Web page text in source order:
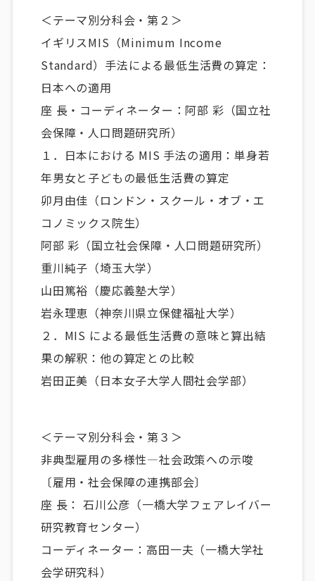
＜テーマ別分科会・第２＞
イギリスMIS（Minimum Income
Standard）手法による最低生活費の算定：
日本への適用
座 長・コーディネーター：阿部 彩（国立社
会保障・人口問題研究所）
１．日本における MIS 手法の適用：単身若
年男女と子どもの最低生活費の算定
卯月由佳（ロンドン・スクール・オブ・エ
コノミックス院生）
阿部 彩（国立社会保障・人口問題研究所）
重川純子（埼玉大学）
山田篤裕（慶応義塾大学）
岩永理恵（神奈川県立保健福祉大学）
２．MIS による最低生活費の意味と算出結
果の解釈：他の算定との比較
岩田正美（日本女子大学人間社会学部）
＜テーマ別分科会・第３＞
非典型雇用の多様性―社会政策への示唆
〔雇用・社会保障の連携部会〕
座 長： 石川公彦（一橋大学フェアレイバー
研究教育センター）
コーディネーター：高田一夫（一橋大学社
会学研究科）